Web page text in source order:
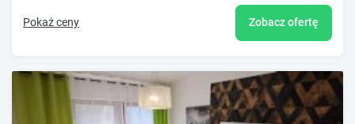
Pokaż ceny Zobacz ofertę